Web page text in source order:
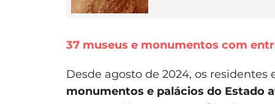
37 museus e monumentos com
Desde agosto de 2024, os
monumentos e palácios do Estado